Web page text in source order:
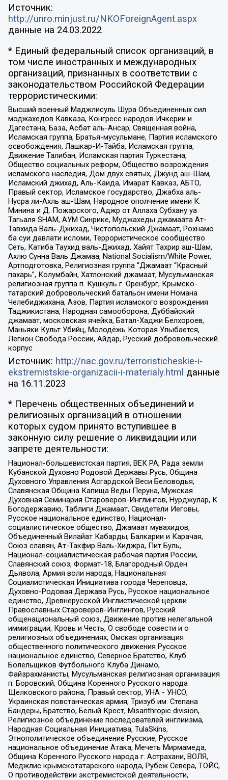
Источник:
http://unro.minjust.ru/NKOForeignAgent.aspx
данные на 24.03.2022
* Единый федеральный список организаций, в
том числе иностранных и международных
организаций, признанных в соответствии с
законодательством Российской Федерации
террористическими:
Высший военный Маджлисуль Шура Объединенных сил
моджахедов Кавказа, Конгресс народов Ичкерии и
Дагестана, База, Асбат аль-Ансар, Священная война,
Исламская группа, Братья-мусульмане, Партия исламского
освобождения, Лашкар-И-Тайба, Исламская группа,
Движение Талибан, Исламская партия Туркестана,
Общество социальных реформ, Общество возрождения
исламского наследия, Дом двух святых, Джунд аш-Шам,
Исламский джихад, Аль-Каида, Имарат Кавказ, АБТО,
Правый сектор, Исламское государство, Джабха аль-
Нусра ли-Ахль аш-Шам, Народное ополчение имени К.
Минина и Д. Пожарского, Аджр от Аллаха Субхану уа
Тагьаля SHAM, АУМ Синрике, Муджахеды джамаата Ат-
Тавхида Валь-Джихад, Чистопольский Джамаат, Рохнамо
ба суи давлати исломи, Террористическое сообщество
Сеть, Катиба Таухид валь-Джихад, Хайят Тахрир аш-Шам,
Ахлю Сунна Валь Джамаа, National Socialism/White Power,
Артподготовка, Религиозная группа “Джамаат “Красный
пахарь”, Колумбайн, Хатлонский джамаат, Мусульманская
религиозная группа п. Кушкуль г. Оренбург, Крымско-
татарский добровольческий батальон имени Номана
Челебиджихана, Азов, Партия исламского возрождения
Таджикистана, Народная самооборона, Дуббайский
джамаат, московская ячейка, Батал-Хаджи Белхороев,
Маньяки Культ Убийц, Молодёжь Которая Улыбается,
Легион Свобода России, Айдар, Русский добровольческий
корпус
Источник: http://nac.gov.ru/terroristicheskie-i-
ekstremistskie-organizacii-i-materialy.html данные
на 16.11.2023
* Перечень общественных объединений и
религиозных организаций в отношении
которых судом принято вступившее в
законную силу решение о ликвидации или
запрете деятельности:
Национал-большевистская партия, ВЕК РА, Рада земли
Кубанской Духовно Родовой Державы Русь, Община
Духовного Управления Асгардской Веси Беловодья,
Славянская Община Капища Веды Перуна, Мужская
Духовная Семинария Староверов-Инглингов, Нурджулар, К
Богодержавию, Таблиги Джамаат, Свидетели Иеговы,
Русское национальное единство, Национал-
социалистическое общество, Джамаат мувахидов,
Объединенный Вилайат Кабарды, Балкарии и Карачая,
Союз славян, Ат-Такфир Валь-Хиджра, Пит Буль,
Национал-социалистическая рабочая партия России,
Славянский союз, Формат-18, Благородный Орден
Дьявола, Армия воли народа, Национальная
Социалистическая Инициатива города Череповца,
Духовно-Родовая Держава Русь, Русское национальное
единство, Древнерусской Инглистической церкви
Православных Староверов-Инглингов, Русский
общенациональный союз, Движение против нелегальной
иммиграции, Кровь и Честь, О свободе совести и о
религиозных объединениях, Омская организация
общественного политического движения Русское
национальное единство, Северное Братство, Клуб
Болельщиков Футбольного Клуба Динамо,
Файзрахманисты, Мусульманская религиозная организация
п. Боровский, Община Коренного Русского народа
Щелковского района, Правый сектор, УНА - УНСО,
Украинская повстанческая армия, Тризуб им. Степана
Бандеры, Братство, Белый Крест, Misanthropic division,
Религиозное объединение последователей инглиизма,
Народная Социальная Инициатива, TulaSkins,
Этнополитическое объединение Русские, Русское
национальное объединение Атака, Мечеть Мирмамеда,
Община Коренного Русского народа г. Астрахани, ВОЛЯ,
Меджлис крымскотатарского народа, Рубеж Севера, ТОЙС,
О противодействии экстремистской деятельности,